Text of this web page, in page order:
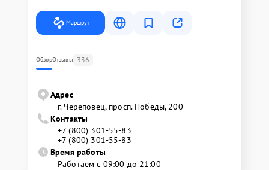
Маршрут
ОбзорОтзывы 336
Адрес
г. Череповец, просп. Победы, 200
Контакты
+7 (800) 301-55-83
+7 (800) 301-55-83
Время работы
Работаем с 09:00 до 21:00